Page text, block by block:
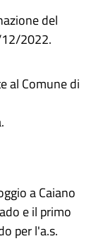
del
2022.
al Comune di
a Caiano
e il primo
per l'a.s.